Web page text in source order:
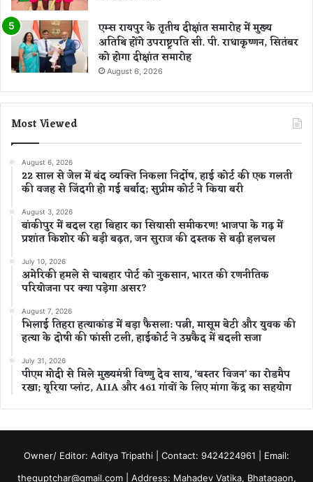
एम्स रायपुर के तृतीय दीक्षांत समारोह में मुख्य
अतिथि होंगे उपराष्ट्रपति सी. पी. राधाकृष्णन, सितंबर
को होगा दीक्षांत समारोह
August 6, 2026
Most Viewed
August 6, 2026
22 साल से जेल में बंद व्यक्ति निकला निर्दोष, हाई कोर्ट की एक गलती
की वजह से जिंदगी हो गई बर्बाद; सुप्रीम कोर्ट ने किया बरी
August 3, 2026
बांकीपुर में बदल रहा बिहार का सियासी समीकरण! भाजपा के गढ़ में
प्रशांत किशोर की बड़ी बढ़त, जन सुराज की दस्तक से बढ़ी हलचल
July 10, 2026
अमेरिकी हमले से चाबहार पोर्ट को नुकसान, भारत की रणनीतिक
परियोजना पर क्या पड़ेगा असर?
August 7, 2026
भिलाई तिहरा हत्याकांड में बड़ा फैसला: पत्नी, मासूम बेटी और युवक की
हत्या के दोषी की फांसी टली, हाईकोर्ट ने उम्रकैद में बदली सजा
July 31, 2026
पीएम मोदी से मिले मुख्यमंत्री विष्णु देव साय, ‘बस्तर विजन’ का रोडमैप
रखा; यूरिया प्लांट, AIIA और 461 गांवों के लिए मांगा केंद्र का सहयोग
Owner/ Editor: Aditya Tripathi | Contact: 9424224961 | Email:
theguptchar@gmail.com | Address: Mahadev Vatika, Bhatagaon,